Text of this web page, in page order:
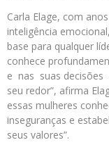
Carla Elage, com
inteligência
base para qualquer
conhece
e nas suas decisões
seu redor”, afirma
essas mulheres
inseguranças e
seus valores”.